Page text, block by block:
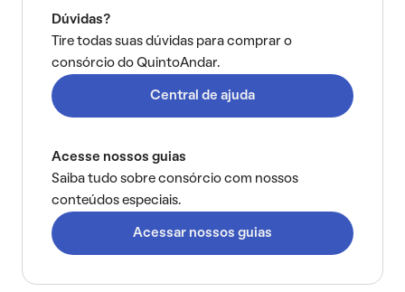
Dúvidas?
Tire todas suas dúvidas para comprar o
consórcio do QuintoAndar.
Central de ajuda
Acesse nossos guias
Saiba tudo sobre consórcio com nossos
conteúdos especiais.
Acessar nossos guias